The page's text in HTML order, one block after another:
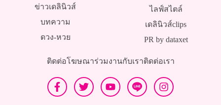
ข่าวเดลินิวส์
บทความ
ดวง-หวย
ไลฟ์สไตล์
เดลินิวส์clips
PR by dataxet
ติดต่อโฆษณาร่วมงานกับเราติดต่อเรา